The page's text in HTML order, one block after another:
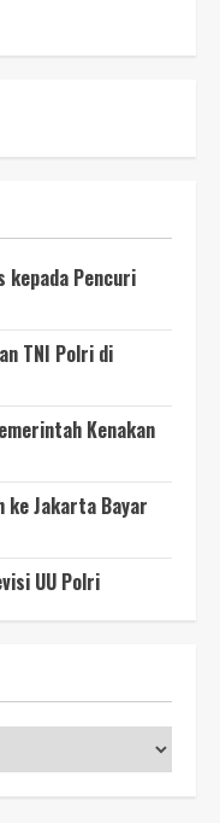
kepada Pencuri
TNI Polri di
Kenakan
ke Jakarta Bayar
UU Polri